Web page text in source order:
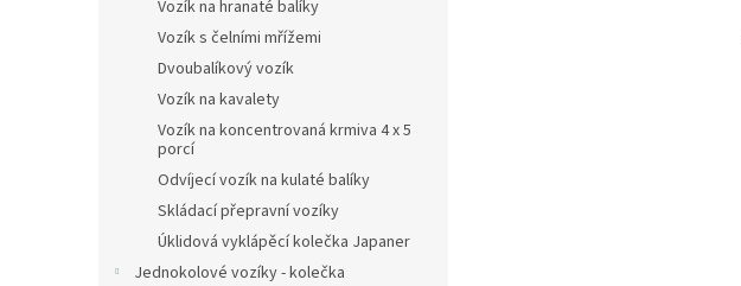
Vozík na hranaté balíky
Vozík s čelními mřížemi
Dvoubalíkový vozík
Vozík na kavalety
Vozík na koncentrovaná krmiva 4 x 5
porcí
Odvíjecí vozík na kulaté balíky
Skládací přepravní vozíky
Úklidová vyklápěcí kolečka Japaner
Jednokolové vozíky - kolečka